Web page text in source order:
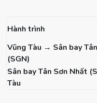
Hành trình
Vũng Tàu → Sân bay
(SGN)
Sân bay Tân Sơn Nhất
Tàu